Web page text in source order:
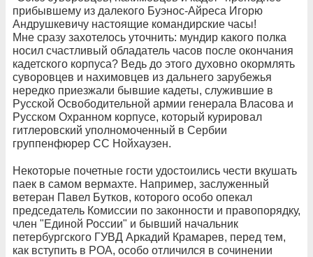
прибывшему из далекого Буэнос-Айреса Игорю
Андрушкевичу настоящие командирские часы!
Мне сразу захотелось уточнить: мундир какого полка
носил счастливый обладатель часов после окончания
кадетского корпуса? Ведь до этого духовно окормлять
суворовцев и нахимовцев из дальнего зарубежья
нередко приезжали бывшие кадеты, служившие в
Русской Освободительной армии генерала Власова и
Русском Охранном корпусе, который курировал
гитлеровский уполномоченный в Сербии
группенфюрер СС Нойхаузен.
Некоторые почетные гости удостоились чести вкушать
паек в самом вермахте. Например, заслуженный
ветеран Павел Бутков, которого особо опекал
председатель Комиссии по законности и правопорядку,
член "Единой России" и бывший начальник
петербургского ГУВД Аркадий Крамарев, перед тем,
как вступить в РОА, особо отличился в сочинении